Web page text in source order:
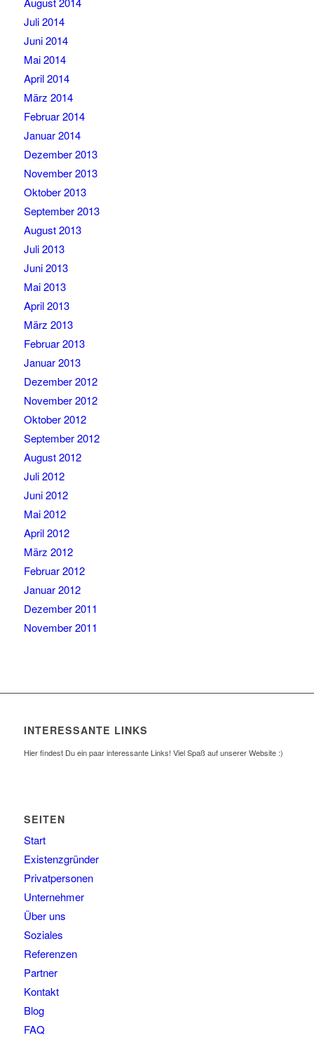
Juli 2014
Juni 2014
Mai 2014
April 2014
März 2014
Februar 2014
Januar 2014
Dezember 2013
November 2013
Oktober 2013
September 2013
August 2013
Juli 2013
Juni 2013
Mai 2013
April 2013
März 2013
Februar 2013
Januar 2013
Dezember 2012
November 2012
Oktober 2012
September 2012
August 2012
Juli 2012
Juni 2012
Mai 2012
April 2012
März 2012
Februar 2012
Januar 2012
Dezember 2011
November 2011
INTERESSANTE LINKS
Hier findest Du ein paar interessante Links! Viel Spaß auf unserer Website :)
SEITEN
Start
Existenzgründer
Privatpersonen
Unternehmer
Über uns
Soziales
Referenzen
Partner
Kontakt
Blog
FAQ